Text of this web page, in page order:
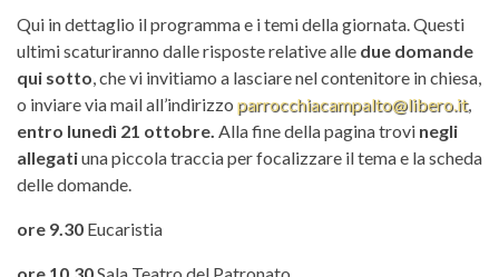
Qui in dettaglio il programma e i temi della giornata. Questi
ultimi scaturiranno dalle risposte relative alle due domande
qui sotto , che vi invitiamo a lasciare nel contenitore in chiesa,
o inviare via mail all’indirizzo parrocchiacampalto@libero.it,
entro lunedì 21 ottobre. Alla fine della pagina trovi negli
allegatiuna piccola traccia per focalizzare il tema e la scheda
delle domande.
ore 9.30 Eucaristia